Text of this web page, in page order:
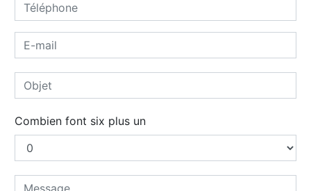
Combien font six plus un